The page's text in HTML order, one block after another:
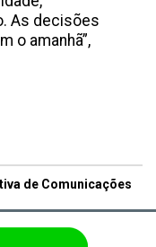
As decisões
o amanhã”,
de Comunicações